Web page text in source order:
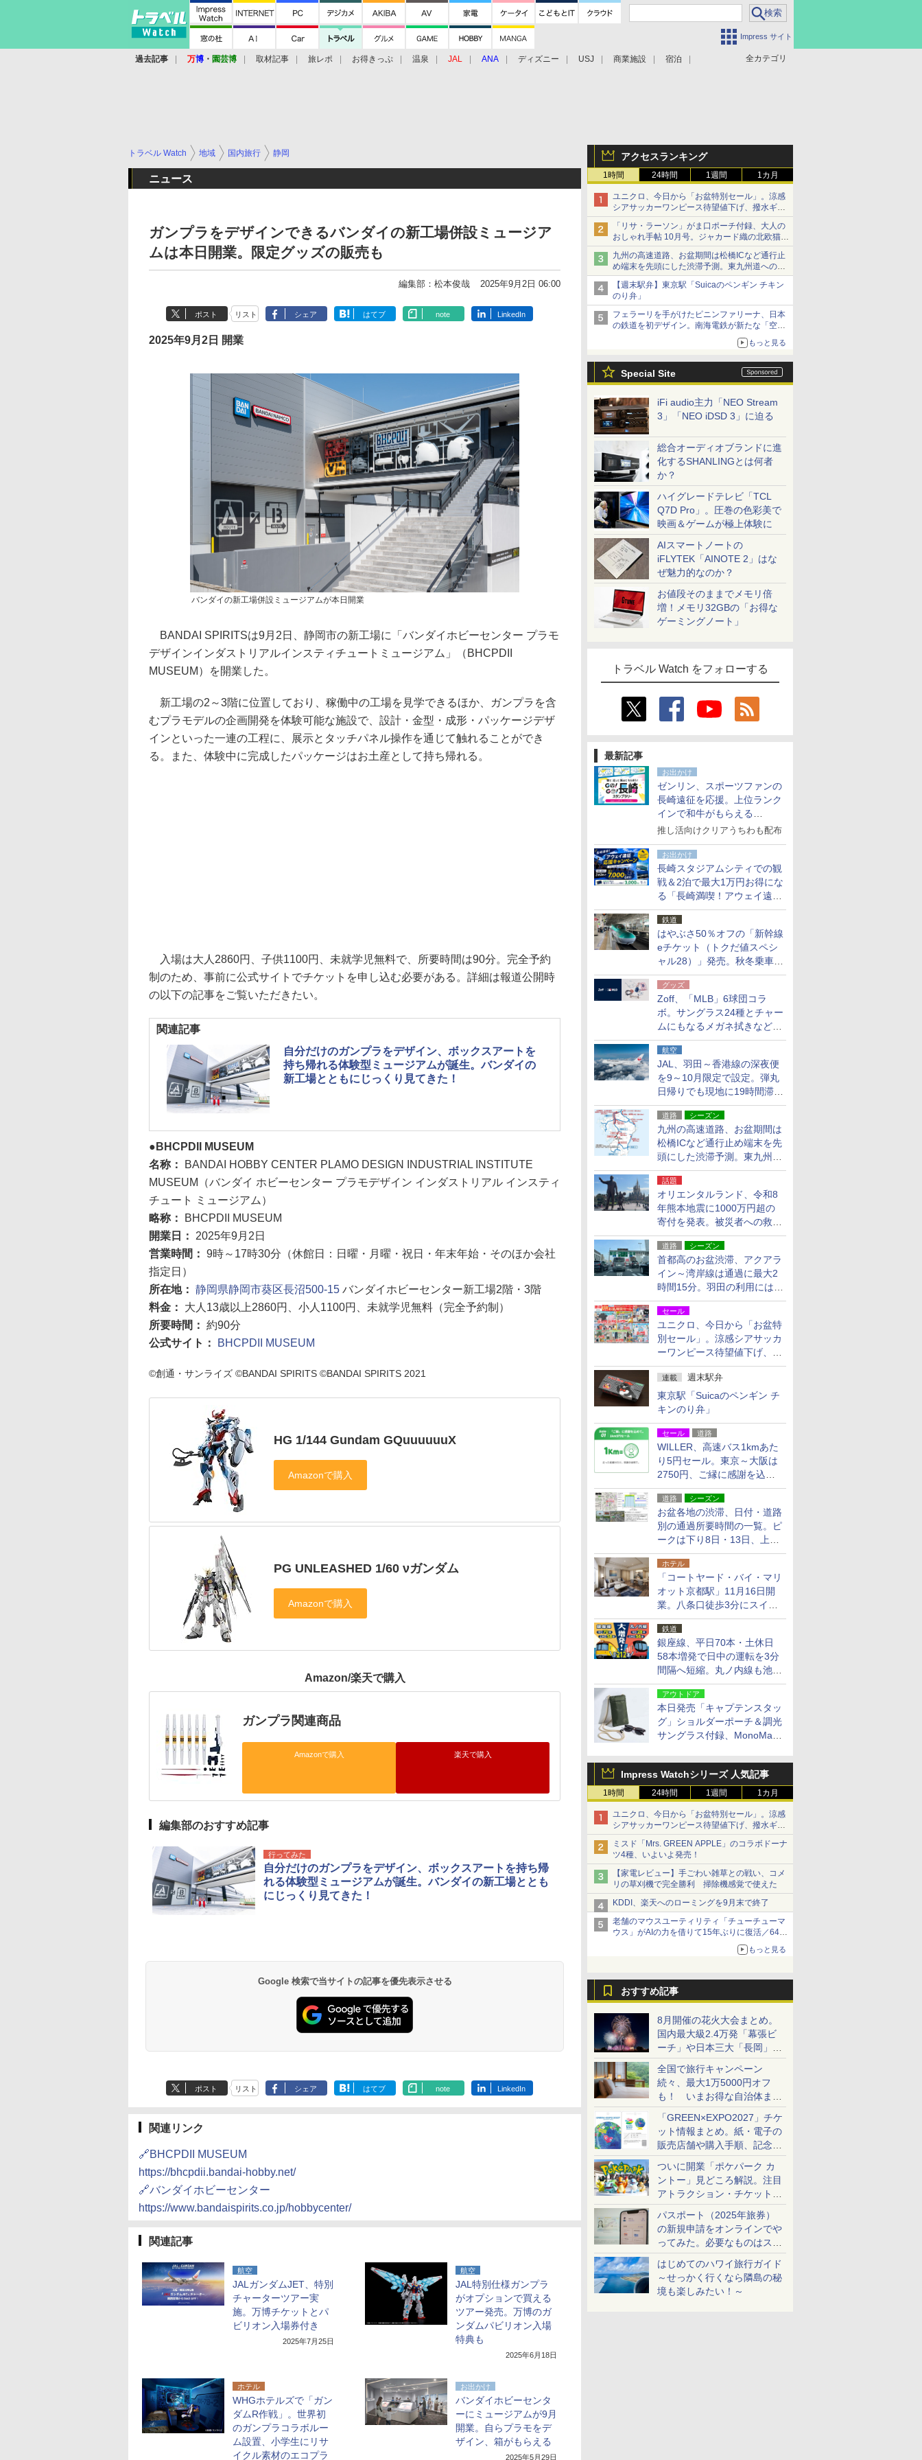
Impress サイト
全カテゴリ
過去記事 万博 ・ 園芸博 取材記事 旅レポ お得きっぷ 温泉 JAL ANA ディズニー USJ 商業施設 宿泊
アクセスランキング
1時間 24時間 1週間 1カ月
ユニクロ、今日から「お盆特別セール」。涼感
シアサッカーワンピース待望値下げ、撥水ギア
ショーツは1990円に
「リサ・ラーソン」がま口ポーチ付録、大人の
おしゃれ手帖 10月号。ジャカード織の北欧猫デ
ザイン
九州の高速道路、お盆期間は松橋ICなど通行止
め端末を先頭にした渋滞予測。東九州道への迂
回は料金調整を実施
【週末駅弁】東京駅「Suicaのペンギン チキン
のり弁」
フェラーリを手がけたピニンファリーナ、日本
の鉄道を初デザイン。南海電鉄が新たな「空港
もっと見る
Special Site
iFi audio主力「NEO Stream
3」「NEO iDSD 3」に迫る
総合オーディオブランドに進
化するSHANLINGとは何者
か？
ハイグレードテレビ「TCL
Q7D Pro」。圧巻の色彩美で
映画＆ゲームが極上体験に
AIスマートノートの
iFLYTEK「AINOTE 2」はな
ぜ魅力的なのか？
お値段そのままでメモリ倍
増！メモリ32GBの「お得な
ゲーミングノート」
トラベル Watch をフォローする
最新記事
お出かけ
ゼンリン、スポーツファンの
長崎遠征を応援。上位ランク
インで和牛がもらえる
「GO！GO！長崎スタンプラ
推し活向けクリアうちわも配布
お出かけ
長崎スタジアムシティでの観
戦＆2泊で最大1万円お得にな
る「長崎満喫！アウェイ遠征
応援キャンペーン」
鉄道
はやぶさ50％オフの「新幹線
eチケット（トクだ値スペシ
ャル28）」発売。秋冬乗車
分、えきねっと限定
グッズ
Zoff、「MLB」6球団コラ
ボ。サングラス24種とチャー
ムにもなるメガネ拭きなど雑
貨24種
航空
JAL、羽田～香港線の深夜便
を9～10月限定で設定。弾丸
日帰りでも現地に19時間滞在
できる
道路 シーズン
九州の高速道路、お盆期間は
松橋ICなど通行止め端末を先
頭にした渋滞予測。東九州道
への迂回は料金調整を実施
話題
オリエンタルランド、令和8
年熊本地震に1000万円超の
寄付を発表。被災者への救援
活動・復旧支援
道路 シーズン
首都高のお盆渋滞、アクアラ
イン～湾岸線は通過に最大2
時間15分。羽田の利用には
「空港西出口」の利用検討を
セール
ユニクロ、今日から「お盆特
別セール」。涼感シアサッカ
ーワンピース待望値下げ、撥
水ギアショーツは1990円に
連載 週末駅弁
東京駅「Suicaのペンギン チ
キンのり弁」
セール 道路
WILLER、高速バス1kmあた
り5円セール。東京～大阪は
2750円、ご縁に感謝を込め
た20周年記念キャンペーン
道路 シーズン
お盆各地の渋滞、日付・道路
別の通過所要時間の一覧。ピ
ークは下り8日・13日、上り
14日・15日
ホテル
「コートヤード・バイ・マリ
オット京都駅」11月16日開
業。八条口徒歩3分にスイー
ト含む全270室、ダイニング
も併設
鉄道
銀座線、平日70本・土休日
58本増発で日中の運転を3分
間隔へ短縮。丸ノ内線も池袋
～中野坂上を4分間隔に
アウトドア
本日発売「キャプテンスタッ
グ」ショルダーポーチ＆調光
サングラス付録、MonoMax
Impress Watchシリーズ 人気記事
1時間 24時間 1週間 1カ月
ユニクロ、今日から「お盆特別セール」。涼感
シアサッカーワンピース待望値下げ、撥水ギア
ショーツは1990円に
ミスド「Mrs. GREEN APPLE」のコラボドーナ
ツ4種、いよいよ発売！
【家電レビュー】手ごわい雑草との戦い、コメ
リの草刈機で完全勝利 掃除機感覚で使えた
KDDI、楽天へのローミングを9月末で終了
老舗のマウスユーティリティ「チューチューマ
ウス」がAIの力を借りて15年ぶりに復活／64bit
化、Windows 10/11、「Chrome」も走り回
る。復活記念で2026年末まで500円
もっと見る
おすすめ記事
8月開催の花火大会まとめ。
国内最大級2.4万発「幕張ビ
ーチ」や日本三大「長岡」な
ど大型イベント目白押し！
全国で旅行キャンペーン
続々、最大1万5000円オフ
も！ いまお得な自治体まと
め
「GREEN×EXPO2027」チケ
ット情報まとめ。紙・電子の
販売店舗や購入手順、記念チ
ケットも解説
ついに開業「ポケパーク カ
ントー」見どころ解説。注目
アトラクション・チケット手
配・来場前に必要な準備は？
パスポート（2025年旅券）
の新規申請をオンラインでや
ってみた。必要なものはスマ
ホとマイナカードのみ
はじめてのハワイ旅行ガイド
～せっかく行くなら隣島の秘
境も楽しみたい！～
トラベル Watch 地域 国内旅行 静岡
ニュース
ガンプラをデザインできるバンダイの新工場併設ミュージア
ムは本日開業。限定グッズの販売も
編集部：松本俊哉 2025年9月2日 06:00
ポスト リスト シェア はてブ note LinkedIn
2025年9月2日 開業
バンダイの新工場併設ミュージアムが本日開業
BANDAI SPIRITSは9月2日、静岡市の新工場に「バンダイホビーセンター プラモ
デザインインダストリアルインスティチュートミュージアム」（BHCPDII
MUSEUM）を開業した。
新工場の2～3階に位置しており、稼働中の工場を見学できるほか、ガンプラを含
むプラモデルの企画開発を体験可能な施設で、設計・金型・成形・パッケージデザ
インといった一連の工程に、展示とタッチパネル操作を通じて触れることができ
る。また、体験中に完成したパッケージはお土産として持ち帰れる。
入場は大人2860円、子供1100円、未就学児無料で、所要時間は90分。完全予約
制のため、事前に公式サイトでチケットを申し込む必要がある。詳細は報道公開時
の以下の記事をご覧いただきたい。
関連記事
自分だけのガンプラをデザイン、ボックスアートを
持ち帰れる体験型ミュージアムが誕生。バンダイの
新工場とともにじっくり見てきた！
BHCPDII MUSEUM
名称：
BANDAI HOBBY CENTER PLAMO DESIGN INDUSTRIAL INSTITUTE
MUSEUM（バンダイ ホビーセンター プラモデザイン インダストリアル インスティ
チュート ミュージアム）
略称：
BHCPDII MUSEUM
開業日： 2025年9月2日
営業時間： 9時～17時30分（休館日：日曜・月曜・祝日・年末年始・そのほか会社
指定日）
所在地： 静岡県静岡市葵区長沼500-15 バンダイホビーセンター新工場2階・3階
料金： 大人13歳以上2860円、小人1100円、未就学児無料（完全予約制）
所要時間： 約90分
公式サイト：
BHCPDII MUSEUM
©創通・サンライズ ©BANDAI SPIRITS ©BANDAI SPIRITS 2021
HG 1/144 Gundam GQuuuuuuX
PG UNLEASHED 1/60 νガンダム
Amazon/楽天で購入
ガンプラ関連商品
Amazonで購入 楽天で購入
編集部のおすすめ記事
行ってみた
自分だけのガンプラをデザイン、ボックスアートを持ち帰
れる体験型ミュージアムが誕生。バンダイの新工場ととも
にじっくり見てきた！
Google 検索で当サイトの記事を優先表示させる
ポスト リスト シェア はてブ note LinkedIn
関連リンク
🔗BHCPDII MUSEUM
https://bhcpdii.bandai-hobby.net/
🔗バンダイホビーセンター
https://www.bandaispirits.co.jp/hobbycenter/
関連記事
航空
JALガンダムJET、特別
チャーターツアー実
施。万博チケットとパ
ビリオン入場券付き
2025年7月25日
航空
JAL特別仕様ガンプラ
がオプションで買える
ツアー発売。万博のガ
ンダムパビリオン入場
特典も
2025年6月18日
ホテル
WHGホテルズで「ガン
ダムR作戦」。世界初
のガンプラコラボルー
ム設置、小学生にリサ
イクル素材のエコプラ
お出かけ
バンダイホビーセンタ
ーにミュージアムが9月
開業。自らプラモをデ
ザイン、箱がもらえる
2025年5月29日